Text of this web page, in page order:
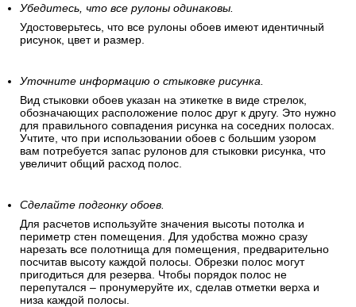
Убедитесь, что все рулоны одинаковы.
Удостоверьтесь, что все рулоны обоев имеют идентичный
рисунок, цвет и размер.
Уточните информацию о стыковке рисунка.
Вид стыковки обоев указан на этикетке в виде стрелок,
обозначающих расположение полос друг к другу. Это нужно
для правильного совпадения рисунка на соседних полосах.
Учтите, что при использовании обоев с большим узором
вам потребуется запас рулонов для стыковки рисунка, что
увеличит общий расход полос.
Сделайте подгонку обоев.
Для расчетов используйте значения высоты потолка и
периметр стен помещения. Для удобства можно сразу
нарезать все полотнища для помещения, предварительно
посчитав высоту каждой полосы. Обрезки полос могут
пригодиться для резерва. Чтобы порядок полос не
перепутался – пронумеруйте их, сделав отметки верха и
низа каждой полосы.